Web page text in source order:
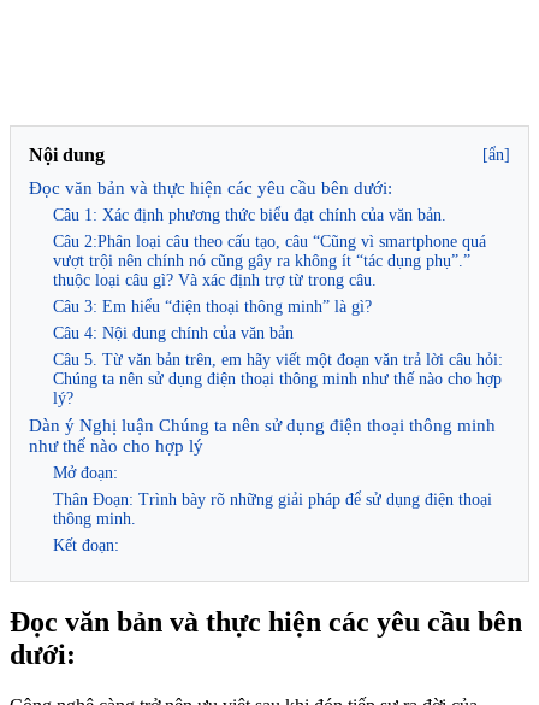
Nội dung [ẩn]
Đọc văn bản và thực hiện các yêu cầu bên dưới:
Câu 1: Xác định phương thức biểu đạt chính của văn bản.
Câu 2:Phân loại câu theo cấu tạo, câu “Cũng vì smartphone quá
vượt trội nên chính nó cũng gây ra không ít “tác dụng phụ”.”
thuộc loại câu gì? Và xác định trợ từ trong câu.
Câu 3: Em hiểu “điện thoại thông minh” là gì?
Câu 4: Nội dung chính của văn bản
Câu 5. Từ văn bản trên, em hãy viết một đoạn văn trả lời câu hỏi:
Chúng ta nên sử dụng điện thoại thông minh như thế nào cho hợp
lý?
Dàn ý Nghị luận Chúng ta nên sử dụng điện thoại thông minh
như thế nào cho hợp lý
Mở đoạn:
Thân Đoạn: Trình bày rõ những giải pháp để sử dụng điện thoại
thông minh.
Kết đoạn:
Đọc văn bản và thực hiện các yêu cầu bên
dưới: